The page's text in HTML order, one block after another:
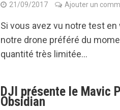
21/09/2017 Ajouter un
Si vous avez vu notre test
notre drone préféré du
quantité très limitée...
DJI présente le Mavic
Obsidian